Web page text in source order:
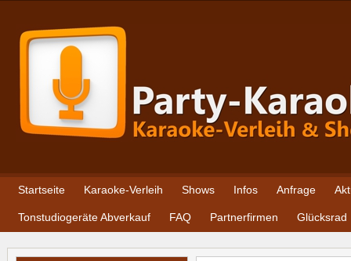
Startseite Karaoke-Verleih Shows Infos Anfrage
Tonstudiogeräte Abverkauf FAQ Partnerfirmen Glücksrad